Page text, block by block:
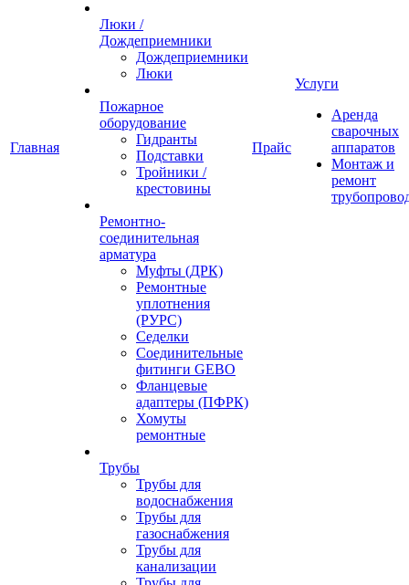
Главная
Люки /
Дождеприемники
Дождеприемники
Люки
Пожарное
оборудование
Гидранты
Подставки
Тройники /
крестовины
Ремонтно-
соединительная
арматура
Муфты (ДРК)
Ремонтные
уплотнения
(РУРС)
Седелки
Соединительные
фитинги GEBO
Фланцевые
адаптеры (ПФРК)
Хомуты
ремонтные
Трубы
Трубы для
водоснабжения
Трубы для
газоснабжения
Трубы для
канализации
Прайс
Услуги
Аренда
сварочных
аппаратов
Монтаж и
ремонт